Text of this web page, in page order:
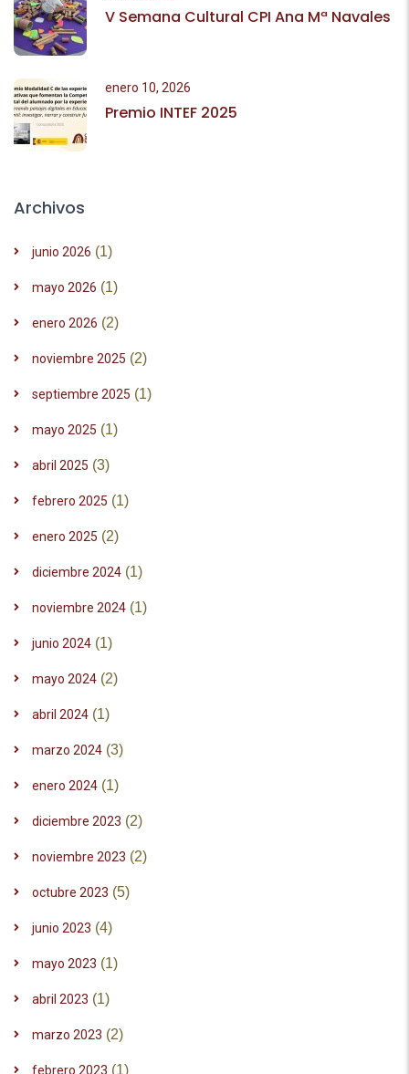
V Semana Cultural CPI Ana Mª Navales
enero 10, 2026
Premio INTEF 2025
Archivos
junio 2026 (1)
mayo 2026 (1)
enero 2026 (2)
noviembre 2025 (2)
septiembre 2025 (1)
mayo 2025 (1)
abril 2025 (3)
febrero 2025 (1)
enero 2025 (2)
diciembre 2024 (1)
noviembre 2024 (1)
junio 2024 (1)
mayo 2024 (2)
abril 2024 (1)
marzo 2024 (3)
enero 2024 (1)
diciembre 2023 (2)
noviembre 2023 (2)
octubre 2023 (5)
junio 2023 (4)
mayo 2023 (1)
abril 2023 (1)
marzo 2023 (2)
febrero 2023 (1)